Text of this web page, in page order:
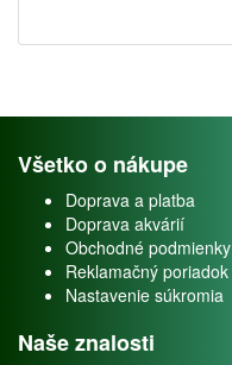
Všetko o nákupe
Doprava a platba
Doprava akvárií
Obchodné podmienky
Reklamačný poriadok
Nastavenie súkromia
Naše znalosti